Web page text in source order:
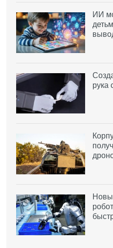
ИИ
рука